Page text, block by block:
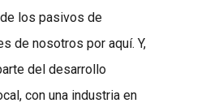
los pasivos de
de nosotros por aquí. Y,
del desarrollo
con una industria en